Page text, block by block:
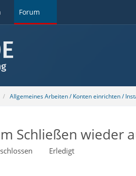
Forum
Allgemeines Arbeiten / Konten einrichten /
Schließen wieder
Erledigt